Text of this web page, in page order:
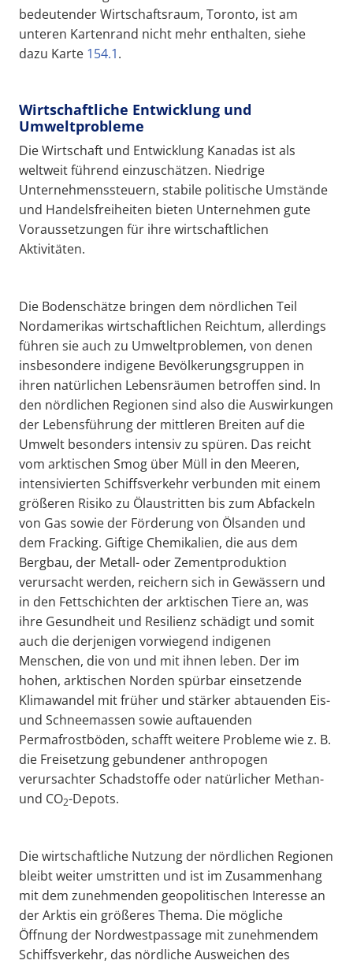
bedeutender Wirtschaftsraum, Toronto, ist am
unteren Kartenrand nicht mehr enthalten, siehe
dazu Karte 154.1.
Wirtschaftliche Entwicklung und
Umweltprobleme
Die Wirtschaft und Entwicklung Kanadas ist als
weltweit führend einzuschätzen. Niedrige
Unternehmenssteuern, stabile politische Umstände
und Handelsfreiheiten bieten Unternehmen gute
Voraussetzungen für ihre wirtschaftlichen
Aktivitäten.
Die Bodenschätze bringen dem nördlichen Teil
Nordamerikas wirtschaftlichen Reichtum, allerdings
führen sie auch zu Umweltproblemen, von denen
insbesondere indigene Bevölkerungsgruppen in
ihren natürlichen Lebensräumen betroffen sind. In
den nördlichen Regionen sind also die Auswirkungen
der Lebensführung der mittleren Breiten auf die
Umwelt besonders intensiv zu spüren. Das reicht
vom arktischen Smog über Müll in den Meeren,
intensivierten Schiffsverkehr verbunden mit einem
größeren Risiko zu Ölaustritten bis zum Abfackeln
von Gas sowie der Förderung von Ölsanden und
dem Fracking. Giftige Chemikalien, die aus dem
Bergbau, der Metall- oder Zementproduktion
verursacht werden, reichern sich in Gewässern und
in den Fettschichten der arktischen Tiere an, was
ihre Gesundheit und Resilienz schädigt und somit
auch die derjenigen vorwiegend indigenen
Menschen, die von und mit ihnen leben. Der im
hohen, arktischen Norden spürbar einsetzende
Klimawandel mit früher und stärker abtauenden Eis-
und Schneemassen sowie auftauenden
Permafrostböden, schafft weitere Probleme wie z. B.
die Freisetzung gebundener anthropogen
verursachter Schadstoffe oder natürlicher Methan-
und CO2-Depots.
Die wirtschaftliche Nutzung der nördlichen Regionen
bleibt weiter umstritten und ist im Zusammenhang
mit dem zunehmenden geopolitischen Interesse an
der Arktis ein größeres Thema. Die mögliche
Öffnung der Nordwestpassage mit zunehmendem
Schiffsverkehr, das nördliche Ausweichen des